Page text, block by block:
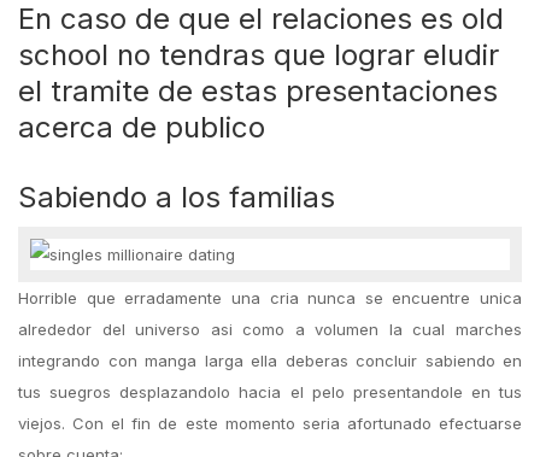
En caso de que el relaciones es old
school no tendras que lograr eludir
el tramite de estas presentaciones
acerca de publico
Sabiendo a los familias
Horrible que erradamente una cria nunca se encuentre unica
alrededor del universo asi como a volumen la cual marches
integrando con manga larga ella deberas concluir sabiendo en
tus suegros desplazandolo hacia el pelo presentandole en tus
viejos. Con el fin de este momento seria afortunado efectuarse